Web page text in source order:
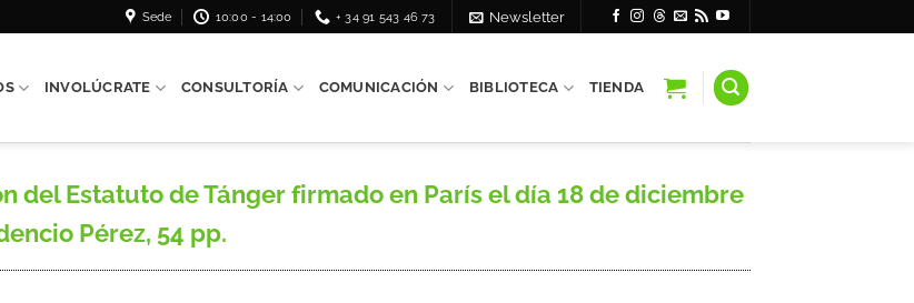
Sede 10:00 - 14:00 + 34 91 543 46 73 Newsletter
INVOLÚCRATE CONSULTORÍA COMUNICACIÓN BIBLIOTECA TIENDA
del Estatuto de Tánger firmado en París el día 18 de diciembre
Pérez, 54 pp.